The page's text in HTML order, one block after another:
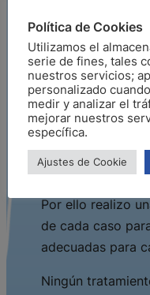
Dra.
Ofrecer un
prioridad
Cada persona es
lo es.
Por ello realizo
de cada caso
adecuadas para
Ningún
Política de Cookies
Utilizamos el
serie de fines, tales
nuestros servicios;
personalizado
medir y analizar el
mejorar nuestros
específica.
Ajustes de Cookie